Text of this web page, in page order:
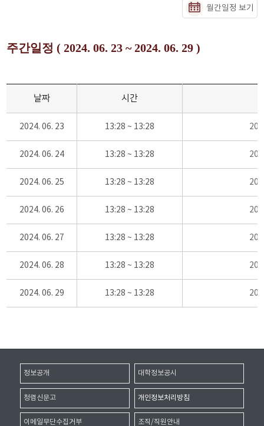
월간일정 보기
주간일정 ( 2024. 06. 23 ~ 2024. 06. 29 )
날짜 시간
2024. 06. 23 13:28 ~ 13:28
2024. 06. 24 13:28 ~ 13:28
2024. 06. 25 13:28 ~ 13:28
2024. 06. 26 13:28 ~ 13:28
2024. 06. 27 13:28 ~ 13:28
2024. 06. 28 13:28 ~ 13:28
2024. 06. 29 13:28 ~ 13:28
정보공개 대학정보공시
청렴신문고 개인정보처리방침
이메일무단수집거부 조직/직원안내